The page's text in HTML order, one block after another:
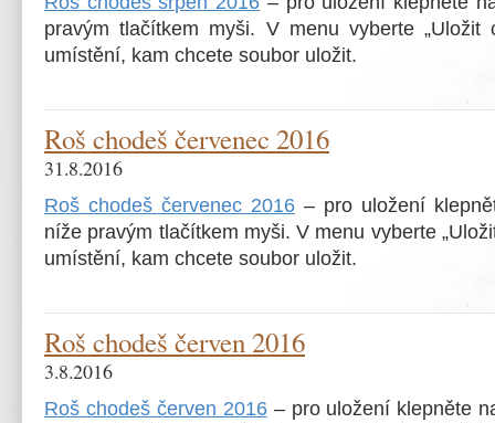
pravým tlačítkem myši. V menu vyberte
umístění, kam chcete soubor uložit.
Roš chodeš červenec 2016
31.8.2016
Roš chodeš červenec 2016 – pro uložení
níže pravým tlačítkem myši. V menu vyberte
umístění, kam chcete soubor uložit.
Roš chodeš červen 2016
3.8.2016
Roš chodeš červen 2016– pro uložení klepněte